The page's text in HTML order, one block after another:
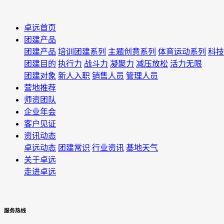
卓远首页
团建产品
团建产品 培训团建系列 主题创意系列 体育运动系列 科
团建目的 执行力 战斗力 凝聚力 减压放松 活力无限
团建对象 新人入职 销售人员 管理人员
营地推荐
师资团队
企业年会
客户见证
资讯动态
卓远动态 团建常识 行业资讯 基地天气
关于卓远
走进卓远
服务热线